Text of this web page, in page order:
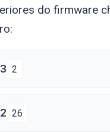
do firmware
2
26